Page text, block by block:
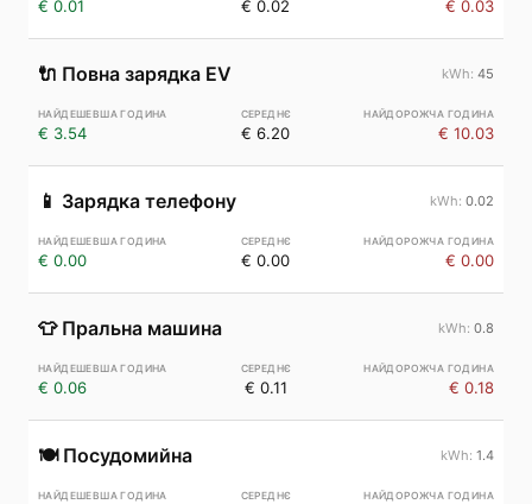
€ 0.01 € 0.02 € 0.03
🔌 Повна зарядка EV 45
€ 3.54 € 6.20 € 10.03
📱 Зарядка телефону 0.02
€ 0.00 € 0.00 € 0.00
👕 Пральна машина 0.8
€ 0.06 € 0.11 € 0.18
🍽️ Посудомийна 1.4